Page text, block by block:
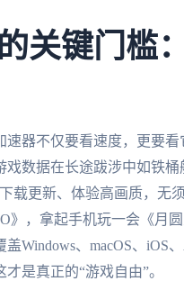
关键门槛
速器不仅要看速度，更要
戏数据在长途跋涉中如铁
载更新、体验高画质，无
，拿起手机玩一会《月
Windows、macOS、iOS
是真正的“游戏自由”。